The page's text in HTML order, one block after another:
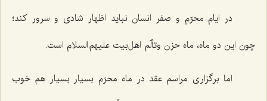
در ایام محرّم و صفر انسان نباید اظهار شادی و سرور کند؛
چون این دو ماه، ماه حزن وتألّم اهل‌بیت علیهم السلام است.
اما برگزاری مراسم عقد در ماه محرّم بسیار بسیار هم خوب